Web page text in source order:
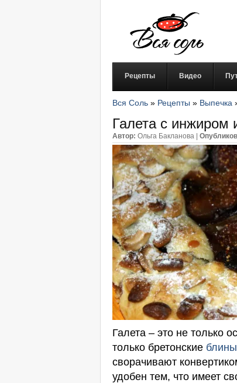
Рецепты Видео
Вся Соль » Рецепты » Выпечка
Галета с инжиром
Автор: Ольга Бакланова |
Галета – это не только
только бретонские
сворачивают
удобен тем, что имеет